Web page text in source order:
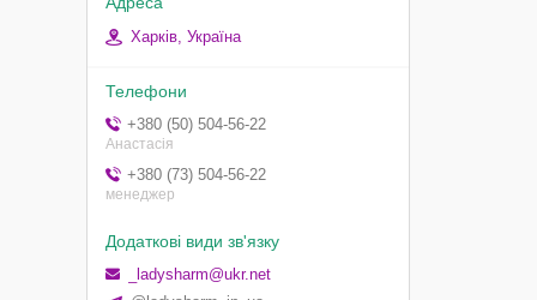
Харків, Україна
+380 (50) 504-56-22
Анастасія
+380 (73) 504-56-22
менеджер
_ladysharm@ukr.net